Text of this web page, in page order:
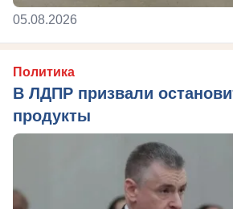
05.08.2026
Политика
В ЛДПР призвали
продукты